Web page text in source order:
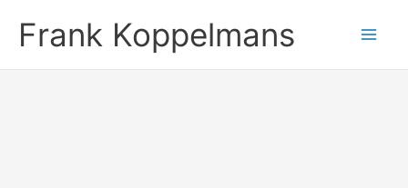
naar
de
Frank Koppelmans